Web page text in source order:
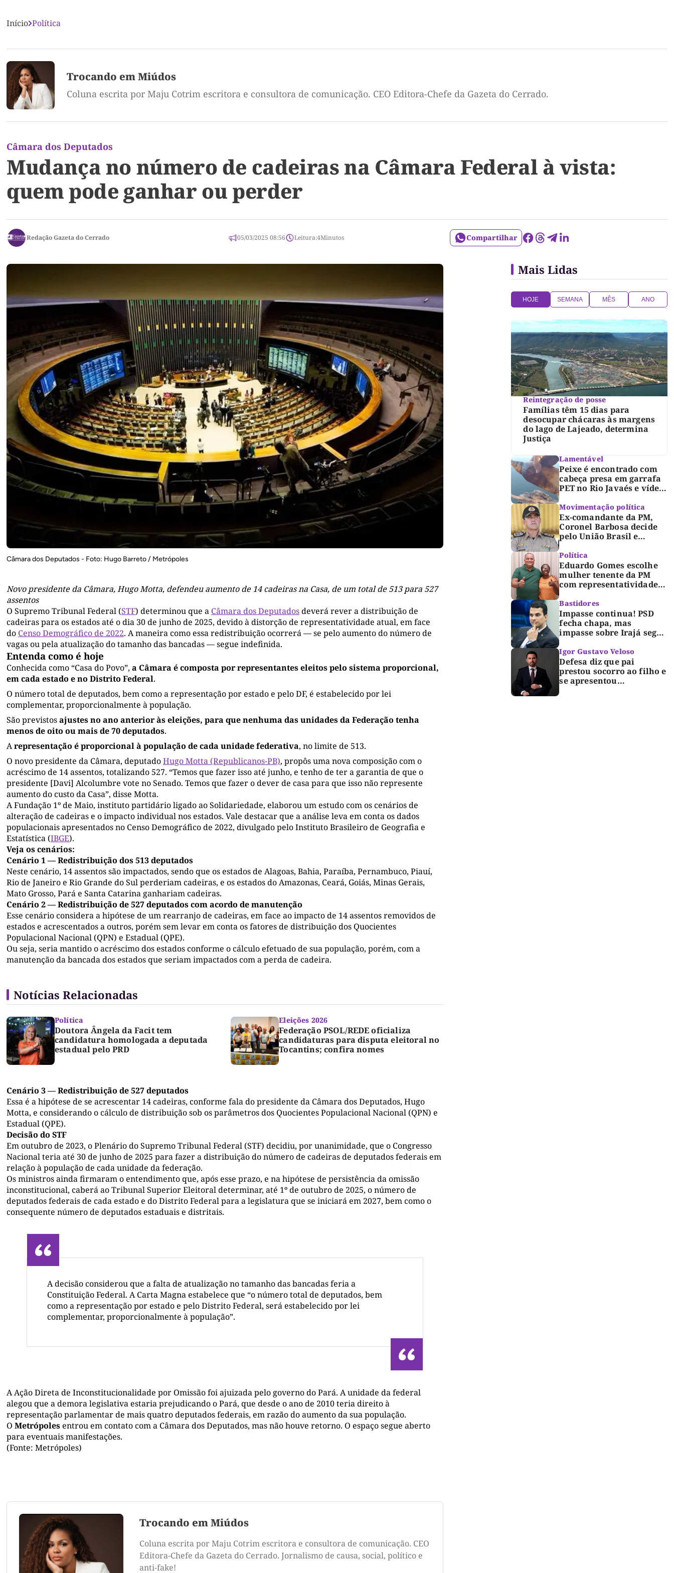
Início Política
Trocando em Miúdos
Coluna escrita por Maju Cotrim escritora e consultora de comunicação. CEO Editora-Chefe da Gazeta do Cerrado.
Câmara dos Deputados
Mudança no número de cadeiras na Câmara Federal à vista:
quem pode ganhar ou perder
Redação Gazeta do Cerrado 05/03/2025 08:56 Leitura:4Minutos Compartilhar
Câmara dos Deputados - Foto: Hugo Barreto / Metrópoles
Novo presidente da Câmara, Hugo Motta, defendeu aumento de 14 cadeiras na Casa, de um total de 513 para 527
assentos
O Supremo Tribunal Federal (STF) determinou que a Câmara dos Deputadosdeverá rever a distribuição de
cadeiras para os estados até o dia 30 de junho de 2025, devido à distorção de representatividade atual, em face
do Censo Demográfico de 2022. A maneira como essa redistribuição ocorrerá — se pelo aumento do número de
vagas ou pela atualização do tamanho das bancadas — segue indefinida.
Entenda como é hoje
Conhecida como “Casa do Povo”, a Câmara é composta por representantes eleitos pelo sistema proporcional,
em cada estado e no Distrito Federal.
O número total de deputados, bem como a representação por estado e pelo DF, é estabelecido por lei
complementar, proporcionalmente à população.
São previstosajustes no ano anterior às eleições, para que nenhuma das unidades da Federação tenha
menos de oito ou mais de 70 deputados.
Arepresentação é proporcional à população de cada unidade federativa, no limite de 513.
O novo presidente da Câmara, deputadoHugo Motta (Republicanos-PB), propôs uma nova composição com o
acréscimo de 14 assentos, totalizando 527. “Temos que fazer isso até junho, e tenho de ter a garantia de que o
presidente [Davi] Alcolumbre vote no Senado. Temos que fazer o dever de casa para que isso não represente
aumento do custo da Casa”, disse Motta.
A Fundação 1º de Maio, instituto partidário ligado ao Solidariedade, elaborou um estudo com os cenários de
alteração de cadeiras e o impacto individual nos estados. Vale destacar que a análise leva em conta os dados
populacionais apresentados no Censo Demográfico de 2022, divulgado pelo Instituto Brasileiro de Geografia e
Estatística (IBGE).
Veja os cenários:
Cenário 1 — Redistribuição dos 513 deputados
Neste cenário, 14 assentos são impactados, sendo que os estados de Alagoas, Bahia, Paraíba, Pernambuco, Piauí,
Rio de Janeiro e Rio Grande do Sul perderiam cadeiras, e os estados do Amazonas, Ceará, Goiás, Minas Gerais,
Mato Grosso, Pará e Santa Catarina ganhariam cadeiras.
Cenário 2 — Redistribuição de 527 deputados com acordo de manutenção
Esse cenário considera a hipótese de um rearranjo de cadeiras, em face ao impacto de 14 assentos removidos de
estados e acrescentados a outros, porém sem levar em conta os fatores de distribuição dos Quocientes
Populacional Nacional (QPN) e Estadual (QPE).
Ou seja, seria mantido o acréscimo dos estados conforme o cálculo efetuado de sua população, porém, com a
manutenção da bancada dos estados que seriam impactados com a perda de cadeira.
Notícias Relacionadas
Política
Doutora Ângela da Facit tem
candidatura homologada a deputada
estadual pelo PRD
Eleições 2026
Federação PSOL/REDE oficializa
candidaturas para disputa eleitoral no
Tocantins; confira nomes
Cenário 3 — Redistribuição de 527 deputados
Essa é a hipótese de se acrescentar 14 cadeiras, conforme fala do presidente da Câmara dos Deputados, Hugo
Motta, e considerando o cálculo de distribuição sob os parâmetros dos Quocientes Populacional Nacional (QPN) e
Estadual (QPE).
Decisão do STF
Em outubro de 2023, o Plenário do Supremo Tribunal Federal (STF) decidiu, por unanimidade, que o Congresso
Nacional teria até 30 de junho de 2025 para fazer a distribuição do número de cadeiras de deputados federais em
relação à população de cada unidade da federação.
Os ministros ainda firmaram o entendimento que, após esse prazo, e na hipótese de persistência da omissão
inconstitucional, caberá ao Tribunal Superior Eleitoral determinar, até 1º de outubro de 2025, o número de
deputados federais de cada estado e do Distrito Federal para a legislatura que se iniciará em 2027, bem como o
consequente número de deputados estaduais e distritais.
A decisão considerou que a falta de atualização no tamanho das bancadas feria a
Constituição Federal. A Carta Magna estabelece que “o número total de deputados, bem
como a representação por estado e pelo Distrito Federal, será estabelecido por lei
complementar, proporcionalmente à população”.
A Ação Direta de Inconstitucionalidade por Omissão foi ajuizada pelo governo do Pará. A unidade da federal
alegou que a demora legislativa estaria prejudicando o Pará, que desde o ano de 2010 teria direito à
representação parlamentar de mais quatro deputados federais, em razão do aumento da sua população.
O Metrópolesentrou em contato com a Câmara dos Deputados, mas não houve retorno. O espaço segue aberto
para eventuais manifestações.
(Fonte: Metrópoles)
Trocando em Miúdos
Coluna escrita por Maju Cotrim escritora e consultora de comunicação. CEO
Editora-Chefe da Gazeta do Cerrado. Jornalismo de causa, social, político e
anti-fake!
Mais Lidas
HOJE SEMANA MÊS ANO
Reintegração de posse
Famílias têm 15 dias para
desocupar chácaras às margens
do lago de Lajeado, determina
Justiça
Lamentável
Peixe é encontrado com
cabeça presa em garrafa
PET no Rio Javaés e vídeo
lixo nos rios
Movimentação política
Ex-comandante da PM,
Coronel Barbosa decide
pelo União Brasil e
Dorinha
Política
Eduardo Gomes escolhe
mulher tenente da PM
com representatividade e
para compor segunda
suplência ao Senado
Bastidores
Impasse continua! PSD
fecha chapa, mas
impasse sobre Irajá segue
TRE; Laurez diz que nome
dele não foi homologado
Igor Gustavo Veloso
Defesa diz que pai
prestou socorro ao filho e
se apresentou